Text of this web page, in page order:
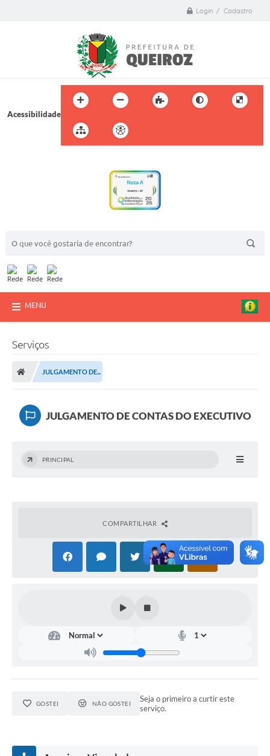
Login / Cadastro
Acessibilidade
MENU
Serviços
JULGAMENTO DE...
JULGAMENTO DE CONTAS DO EXECUTIVO
PRINCIPAL
COMPARTILHAR
GOSTEI NÃO GOSTEI
Seja o primeiro a curtir este
serviço.